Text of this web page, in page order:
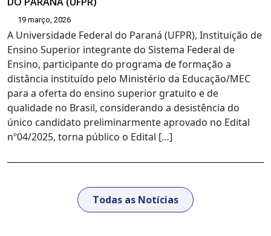
19 março, 2026
A Universidade Federal do Paraná (UFPR), Instituição de
Ensino Superior integrante do Sistema Federal de
Ensino, participante do programa de formação a
distância instituído pelo Ministério da Educação/MEC
para a oferta do ensino superior gratuito e de
qualidade no Brasil, considerando a desistência do
único candidato preliminarmente aprovado no Edital
nº04/2025, torna público o Edital […]
Todas as Notícias